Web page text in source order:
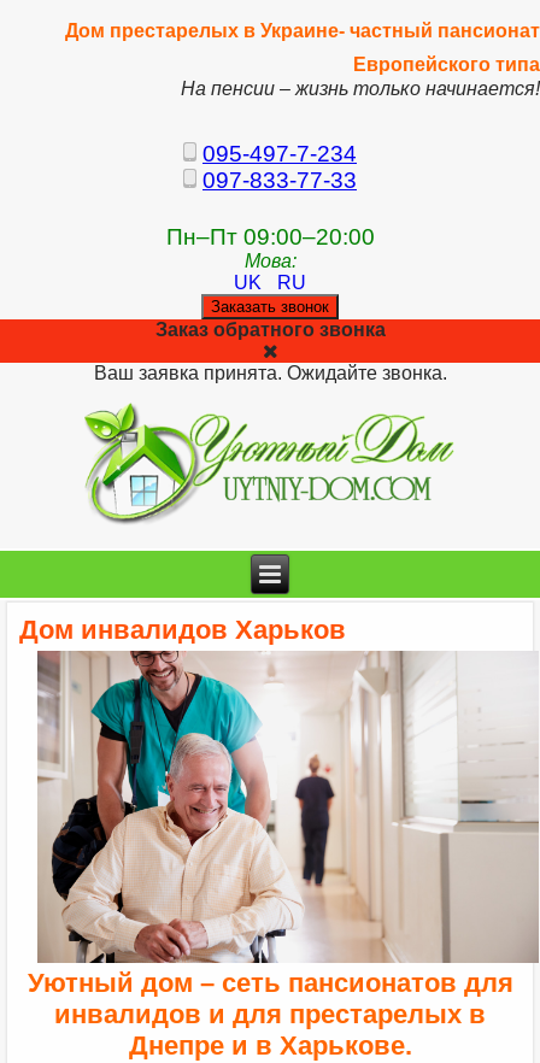
Дом престарелых в Украине- частный пансионат
Европейского типа
На пенсии – жизнь только начинается!
095-497-7-234
097-833-77-33
Пн–Пт 09:00–20:00
Мова:
UK
RU
Заказать звонок
Заказ обратного звонка
Ваш заявка принята. Ожидайте звонка.
Дом инвалидов Харьков
Уютный дом – сеть пансионатов для
инвалидов и для престарелых в
Днепре и в Харькове.